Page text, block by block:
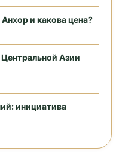
и какова цена?
Азии
инициатива